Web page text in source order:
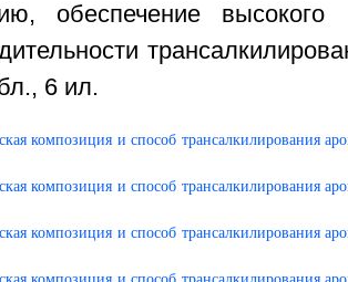
обеспечение
6 ил.